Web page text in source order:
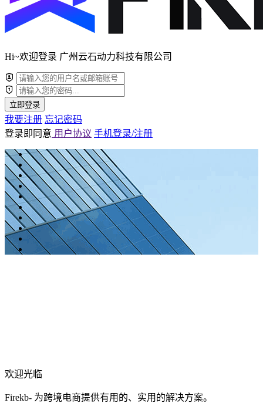
Hi~欢迎登录 广州云石动力科技有限公司
立即登录
我要注册 忘记密码
登录即同意 用户协议 手机登录/注册
欢迎光临
Firekb- 为跨境电商提供有用的、实用的解决方案。